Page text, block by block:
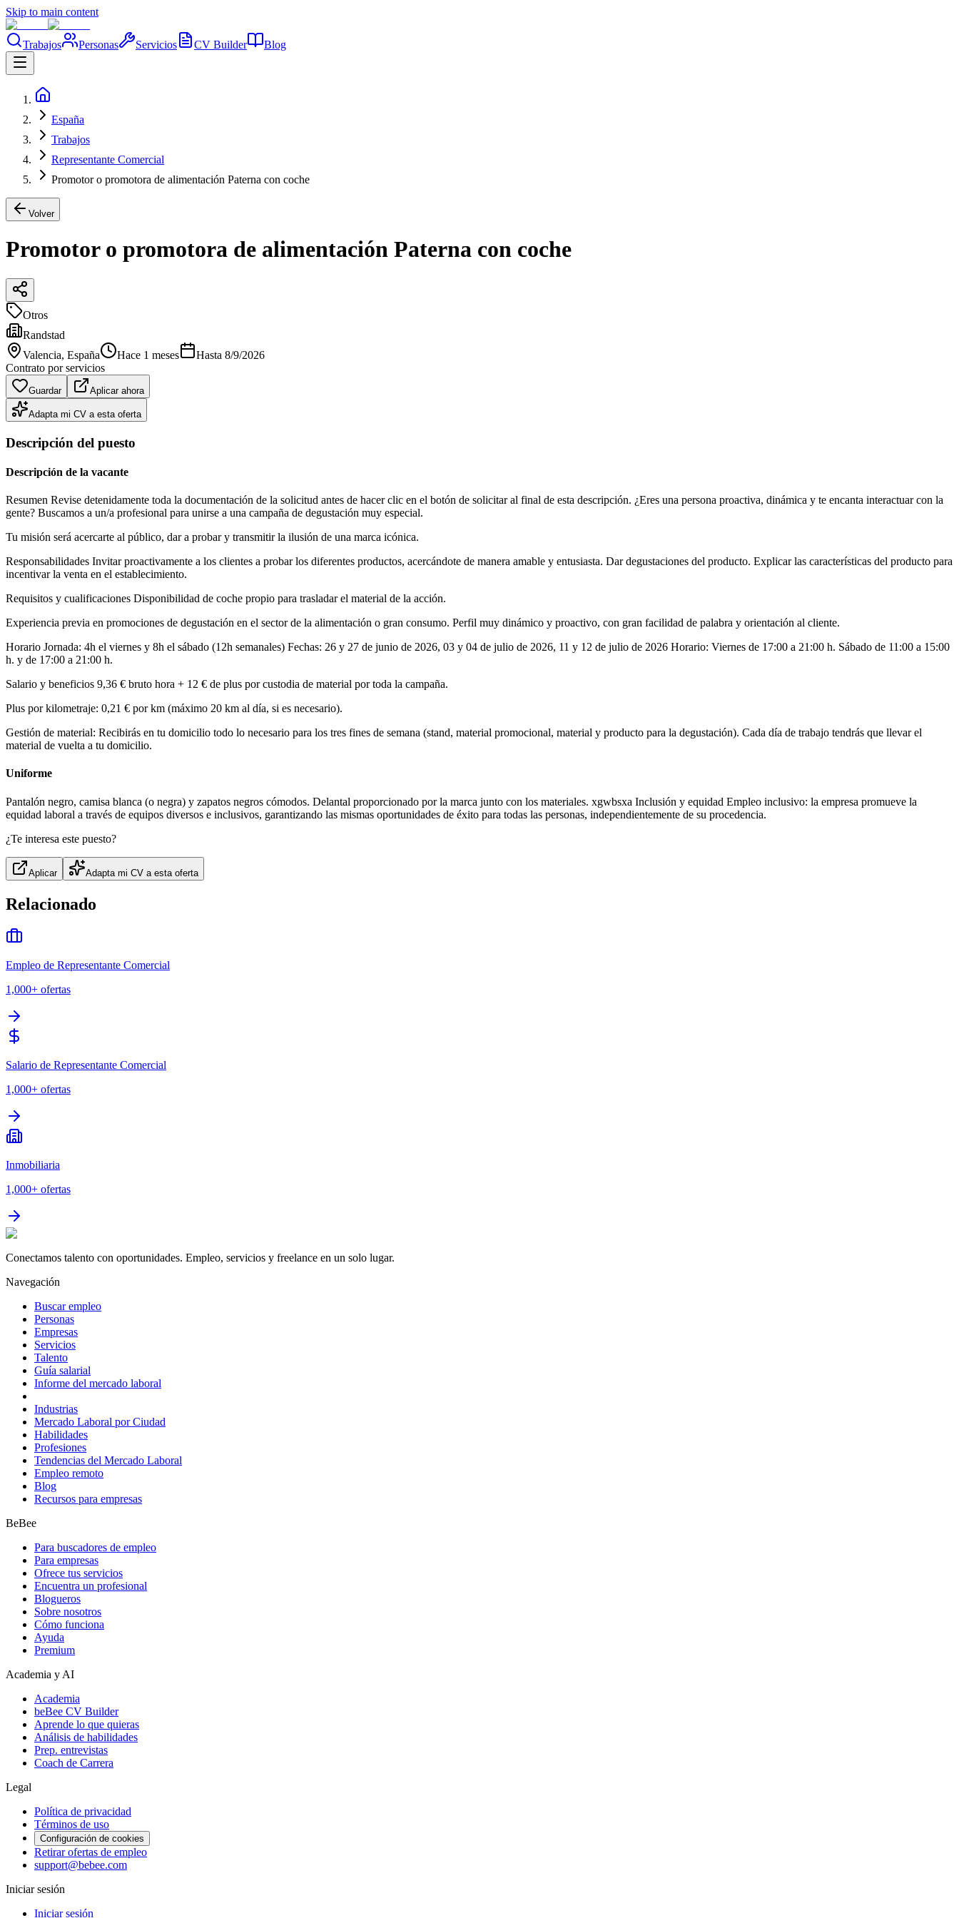
Skip to main content
Trabajos Personas Servicios CV Builder Blog
España
Trabajos
Representante Comercial
Promotor o promotora de alimentación Paterna con coche
Volver
Promotor o promotora de alimentación Paterna con coche
Otros
Randstad
Valencia, España Hace 1 meses Hasta 8/9/2026
Contrato por servicios
Guardar Aplicar ahora
Adapta mi CV a esta oferta
Descripción del puesto
Descripción de la vacante
Resumen Revise detenidamente toda la documentación de la solicitud antes de hacer clic en el botón de solicitar al final de esta descripción. ¿Eres una persona proactiva, dinámica y te encanta interactuar con la
gente? Buscamos a un/a profesional para unirse a una campaña de degustación muy especial.
Tu misión será acercarte al público, dar a probar y transmitir la ilusión de una marca icónica.
Responsabilidades Invitar proactivamente a los clientes a probar los diferentes productos, acercándote de manera amable y entusiasta. Dar degustaciones del producto. Explicar las características del producto para
incentivar la venta en el establecimiento.
Requisitos y cualificaciones Disponibilidad de coche propio para trasladar el material de la acción.
Experiencia previa en promociones de degustación en el sector de la alimentación o gran consumo. Perfil muy dinámico y proactivo, con gran facilidad de palabra y orientación al cliente.
Horario Jornada: 4h el viernes y 8h el sábado (12h semanales) Fechas: 26 y 27 de junio de 2026, 03 y 04 de julio de 2026, 11 y 12 de julio de 2026 Horario: Viernes de 17:00 a 21:00 h. Sábado de 11:00 a 15:00
h. y de 17:00 a 21:00 h.
Salario y beneficios 9,36 € bruto hora + 12 € de plus por custodia de material por toda la campaña.
Plus por kilometraje: 0,21 € por km (máximo 20 km al día, si es necesario).
Gestión de material: Recibirás en tu domicilio todo lo necesario para los tres fines de semana (stand, material promocional, material y producto para la degustación). Cada día de trabajo tendrás que llevar el
material de vuelta a tu domicilio.
Uniforme
Pantalón negro, camisa blanca (o negra) y zapatos negros cómodos. Delantal proporcionado por la marca junto con los materiales. xgwbsxa Inclusión y equidad Empleo inclusivo: la empresa promueve la
equidad laboral a través de equipos diversos e inclusivos, garantizando las mismas oportunidades de éxito para todas las personas, independientemente de su procedencia.
¿Te interesa este puesto?
Aplicar Adapta mi CV a esta oferta
Relacionado
Empleo de Representante Comercial
1,000+ ofertas
Salario de Representante Comercial
1,000+ ofertas
Inmobiliaria
1,000+ ofertas
Conectamos talento con oportunidades. Empleo, servicios y freelance en un solo lugar.
Navegación
Buscar empleo
Personas
Empresas
Servicios
Talento
Guía salarial
Informe del mercado laboral
Industrias
Mercado Laboral por Ciudad
Habilidades
Profesiones
Tendencias del Mercado Laboral
Empleo remoto
Blog
Recursos para empresas
BeBee
Para buscadores de empleo
Para empresas
Ofrece tus servicios
Encuentra un profesional
Blogueros
Sobre nosotros
Cómo funciona
Ayuda
Premium
Academia y AI
Academia
beBee CV Builder
Aprende lo que quieras
Análisis de habilidades
Prep. entrevistas
Coach de Carrera
Legal
Política de privacidad
Términos de uso
Configuración de cookies
Retirar ofertas de empleo
support@bebee.com
Iniciar sesión
Iniciar sesión